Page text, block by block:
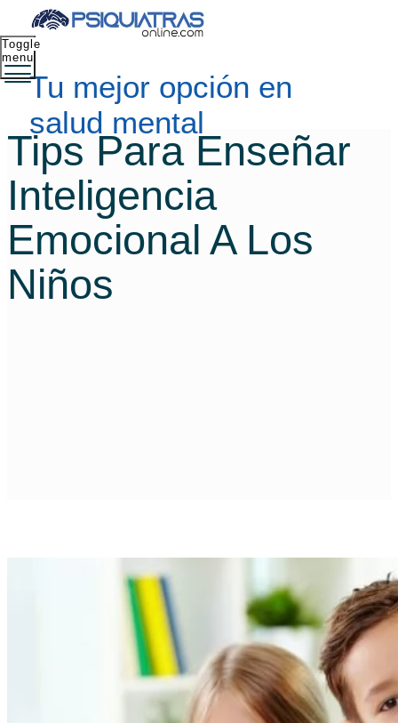
Tu mejor opción en
salud mental
Toggle
menu
Tips Para Enseñar
Inteligencia
Emocional A Los
Niños